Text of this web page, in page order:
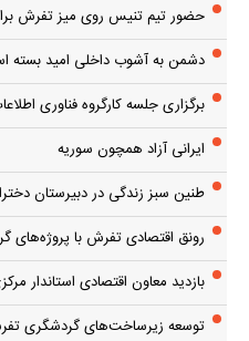
حضور تیم تنیس روی میز تفرش
دشمن به آشوب داخلی امید بسته
برگزاری جلسه کارگروه فناوری
ایرانی آزاد همچون سوریه
طنین سبز زندگی در دبیرستان
رونق اقتصادی تفرش با پروژه‌های
بازدید معاون اقتصادی استاندار
توسعه زیرساخت‌های گردشگری